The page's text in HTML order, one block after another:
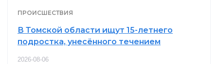
ПРОИСШЕСТВИЯ
В Томской области ищут 15-летнего
подростка, унесённого течением
2026-08-06